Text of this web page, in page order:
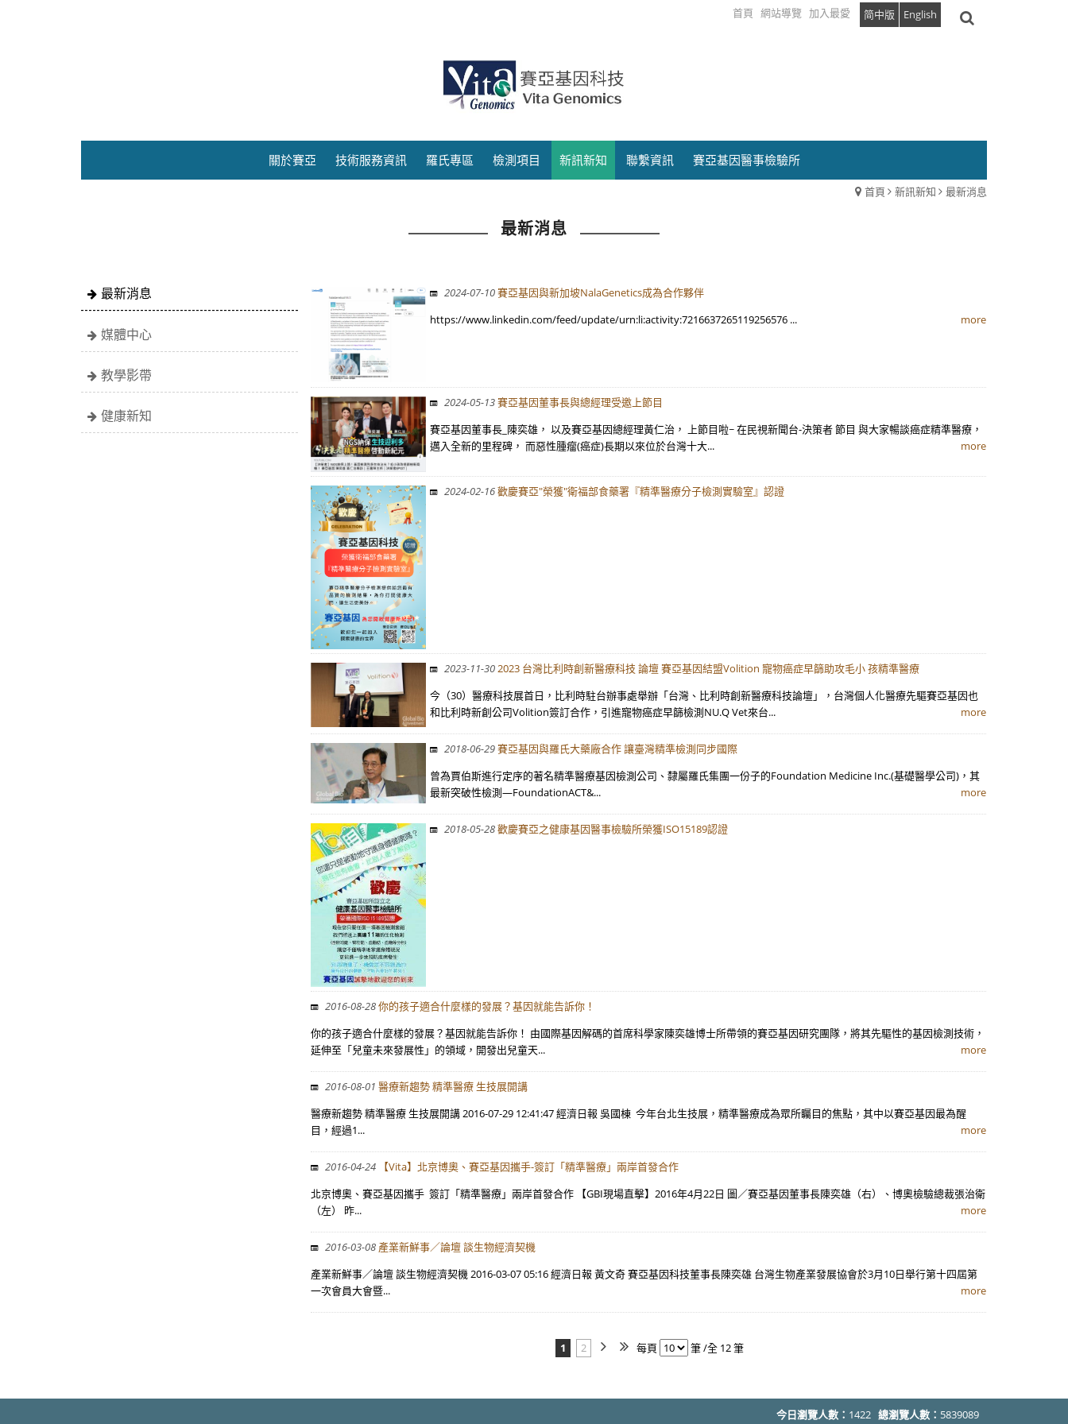
首頁 網站導覽 加入最愛 简中版 English
關於賽亞 技術服務資訊 羅氏專區 檢測項目 新訊新知 聯繫資訊 賽亞基因醫事檢驗所
首頁 新訊新知 最新消息
最新消息
最新消息
媒體中心
教學影帶
健康新知
2024-07-10賽亞基因與新加坡NalaGenetics成為合作夥伴
https://www.linkedin.com/feed/update/urn:li:activity:7216637265119256576 ...
more
2024-05-13賽亞基因董事長與總經理受邀上節目
賽亞基因董事長_陳奕雄， 以及賽亞基因總經理黃仁治， 上節目啦~ 在民視新聞台-決策者 節目 與大家暢談癌症精準醫療，
邁入全新的里程碑， 而惡性腫瘤(癌症)長期以來位於台灣十大...
more
2024-02-16歡慶賽亞"榮獲"衛福部食藥署『精準醫療分子檢測實驗室』認證
2023-11-302023 台灣比利時創新醫療科技 論壇 賽亞基因結盟Volition 寵物癌症早篩助攻毛小 孩精準醫療
今（30）醫療科技展首日，比利時駐台辦事處舉辦「台灣、比利時創新醫療科技論壇」，台灣個人化醫療先驅賽亞基因也
和比利時新創公司Volition簽訂合作，引進寵物癌症早篩檢測NU.Q Vet來台...
more
2018-06-29賽亞基因與羅氏大藥廠合作 讓臺灣精準檢測同步國際
曾為賈伯斯進行定序的著名精準醫療基因檢測公司、隸屬羅氏集團一份子的Foundation Medicine Inc.(基礎醫學公司)，其
最新突破性檢測—FoundationACT&...
more
2018-05-28歡慶賽亞之健康基因醫事檢驗所榮獲ISO15189認證
2016-08-28你的孩子適合什麼樣的發展？基因就能告訴你！
你的孩子適合什麼樣的發展？基因就能告訴你！ 由國際基因解碼的首席科學家陳奕雄博士所帶領的賽亞基因研究團隊，將其先驅性的基因檢測技術，
延伸至「兒童未來發展性」的領域，開發出兒童天...
more
2016-08-01 醫療新趨勢 精準醫療 生技展開講
醫療新趨勢 精準醫療 生技展開講 2016-07-29 12:41:47 經濟日報 吳國棟 今年台北生技展，精準醫療成為眾所矚目的焦點，其中以賽亞基因最為醒
目，經過1...
more
2016-04-24 【Vita】北京博奧、賽亞基因攜手-簽訂「精準醫療」兩岸首發合作
北京博奧、賽亞基因攜手 簽訂「精準醫療」兩岸首發合作 【‪GBI現場直擊‬】2016年4月22日 圖／賽亞基因董事長陳奕雄（右）、博奧檢驗總裁張治衛
（左） 昨...
more
2016-03-08 產業新鮮事／論壇 談生物經濟契機
產業新鮮事／論壇 談生物經濟契機 2016-03-07 05:16 經濟日報 黃文奇 賽亞基因科技董事長陳奕雄 台灣生物產業發展協會於3月10日舉行第十四屆第
一次會員大會暨...
more
1 2 每頁 筆 /全 12 筆
今日瀏覽人數： 1422 總瀏覽人數： 5839089